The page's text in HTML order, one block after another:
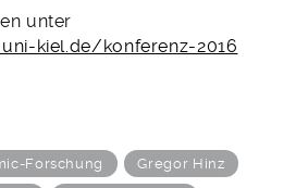
unter
kiel.de/konferenz-2016
Forschung Gregor Hinz